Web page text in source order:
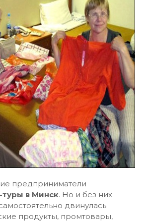
предприниматели
в Минск. Но и без них
двинулась
продукты, промтовары,